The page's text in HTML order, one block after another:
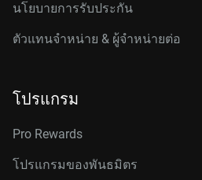
นโยบายการรับประกัน
ตัวแทนจำหน่าย & ผู้จำหน่ายต่อ
โปรแกรม
Pro Rewards
โปรแกรมของพันธมิตร